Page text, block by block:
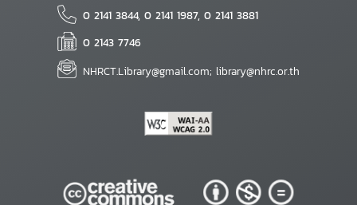
0 2141 3844, 0 2141 1987, 0 2141 3881
0 2143 7746
NHRCT.Library@gmail.com; library@nhrc.or.th